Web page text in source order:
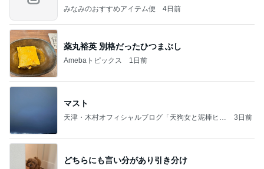
みなみのおすすめアイテム便 4日前
薬丸裕英 別格だったひつまぶし
Amebaトピックス 1日前
マスト
天津・木村オフィシャルブログ「天狗女と泥棒ヒゲ
3日前
どちらにも言い分があり引き分け